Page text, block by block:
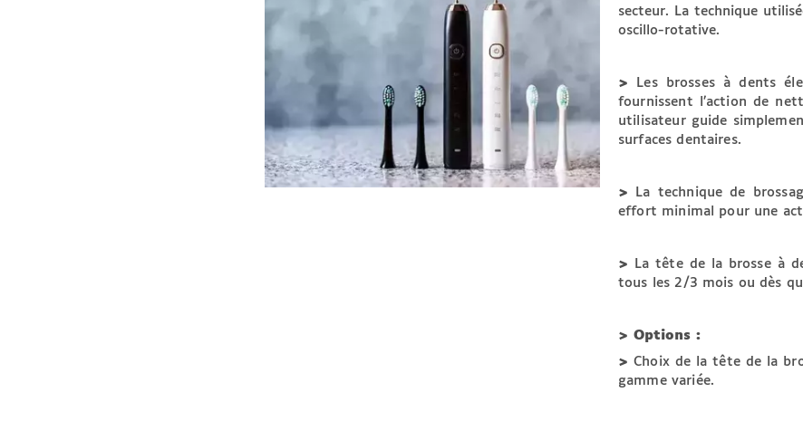
secteur. La technique
oscillo-rotative.
> Les brosses à dents
fournissent l’action de
utilisateur guide
surfaces dentaires.
> La technique de
effort minimal pour une
> La tête de la brosse à
tous les 2/3 mois ou dès
> Options :
> Choix de la tête de la
gamme variée.